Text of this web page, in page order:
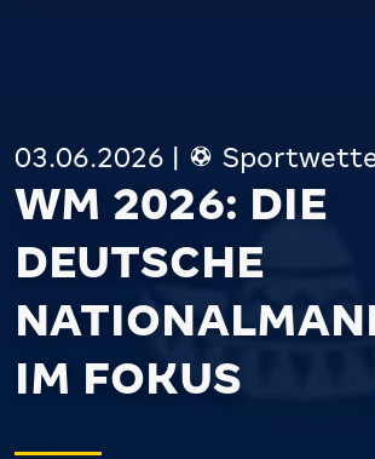
03.06.2026
WM 2026: DIE
DEUTSCHE
IM FOKUS